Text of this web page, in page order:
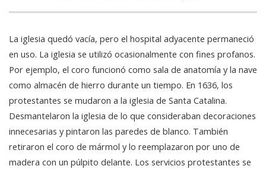
La iglesia quedó vacía, pero el hospital adyacente permaneció
en uso. La iglesia se utilizó ocasionalmente con fines profanos.
Por ejemplo, el coro funcionó como sala de anatomía y la nave
como almacén de hierro durante un tiempo. En 1636, los
protestantes se mudaron a la iglesia de Santa Catalina.
Desmantelaron la iglesia de lo que consideraban decoraciones
innecesarias y pintaron las paredes de blanco. También
retiraron el coro de mármol y lo reemplazaron por uno de
madera con un púlpito delante. Los servicios protestantes se